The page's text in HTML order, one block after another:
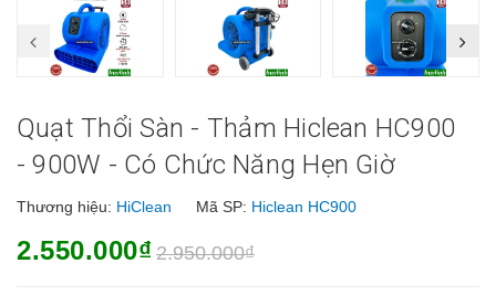
Quạt Thổi Sàn - Thảm Hiclean HC900
- 900W - Có Chức Năng Hẹn Giờ
Thương hiệu: HiClean Mã SP: Hiclean HC900
2.550.000₫ 2.950.000₫